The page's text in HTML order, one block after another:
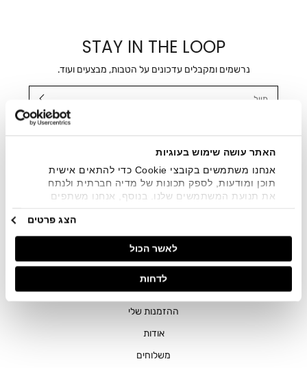
האתר עושה שימוש בעוגיות
אנחנו משתמשים בקובצי Cookie כדי להתאים אישית
תוכן ומודעות, לספק תכונות של מדיה חברתית ולנתח
את תנועת המשתמשים שלנו. בנוסף, אנחנו משתפים
מתחומי המדיה החברתית, הפרסום וניתוח הנתונים.
גורמים אלה עשויים לשלב את הנתונים האלה עם מידע
אחר שסיפקתם או שהם אספו בעקבות השימוש שעשיתם
בשירותים שלהם.
הצג פרטים
לאשר הכול
לדחות
STAY IN THE LOOP
נרשמים ומקבלים עדכונים על הטבות, מבצעים ועוד.
אני מאשר/ת ומסכימ/ה לקבלת דיוור ישיר, הודעות ופרסומים
SMS ועוד. המידע ייאסף בהתאם למדיניות הפרטיות של החברה.
צפייה במדיניות הפרטיות
חנויות
שירות לקוחות
ההזמנות שלי
אודות
משלוחים